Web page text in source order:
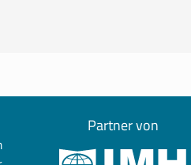
Partner von